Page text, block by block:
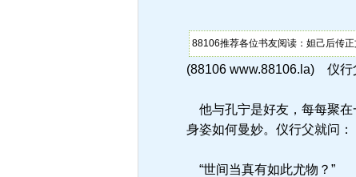
88106推荐各位书友阅读：妲己后传
(88106 www.88106.la) 仪行
他与孔宁是好友，每每聚在
身姿如何曼妙。仪行父就问：
“世间当真有如此尤物？”